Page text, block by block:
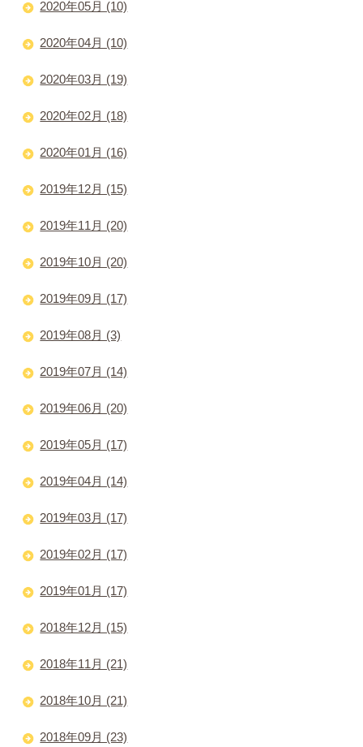
2020年05月 (10)
2020年04月 (10)
2020年03月 (19)
2020年02月 (18)
2020年01月 (16)
2019年12月 (15)
2019年11月 (20)
2019年10月 (20)
2019年09月 (17)
2019年08月 (3)
2019年07月 (14)
2019年06月 (20)
2019年05月 (17)
2019年04月 (14)
2019年03月 (17)
2019年02月 (17)
2019年01月 (17)
2018年12月 (15)
2018年11月 (21)
2018年10月 (21)
2018年09月 (23)